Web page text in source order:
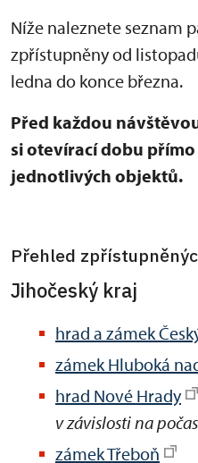
Níže naleznete seznam
zpřístupněny od
ledna do konce března.
Před každou
si otevírací dobu
jednotlivých objektů.
Přehled
Jihočeský kraj
hrad a zámek
zámek Hluboká
hrad Nové Hrady
v závislosti na
zámek Třeboň